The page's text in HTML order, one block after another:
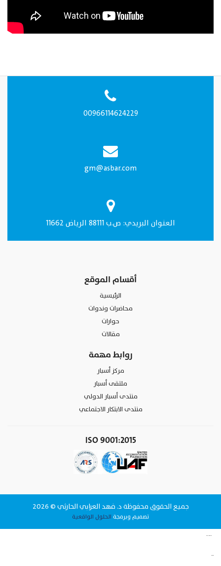
00966114624229
gm@asbar.com
العنـوان البريدي: ص.ب 88111 الرياض 11662
أقسام الموقع
الرئيسية
محاضرات وندوات
حوارات
مقالات
روابط مهمة
مركز أسبار
ملتقى أسبار
منتدى أسبار الدولي
منتدى الابتكار الاجتماعي
ISO 9001:2015
جميع الحقوق محفوظة د. فهد العرابي الحارثي © 2026
تصميم وبرمجة الحلول الواقعية
www.datattime4it.com
www.rs4it.sa